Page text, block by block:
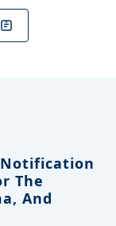
Notification
The
And